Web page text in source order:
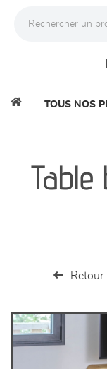
séjours
meubles de
décoration
TOUS NOS
Retour